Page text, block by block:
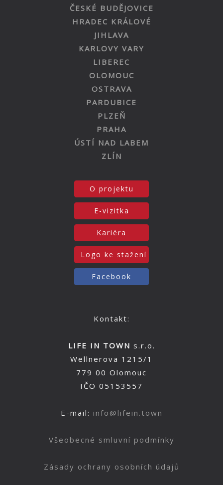
ČESKÉ BUDĚJOVICE
HRADEC KRÁLOVÉ
JIHLAVA
KARLOVY VARY
LIBEREC
OLOMOUC
OSTRAVA
PARDUBICE
PLZEŇ
PRAHA
ÚSTÍ NAD LABEM
ZLÍN
O projektu
E-vizitka
Kariéra
Logo ke stažení
Facebook
Kontakt:
LIFE IN TOWN s.r.o.
Wellnerova 1215/1
779 00 Olomouc
IČO 05153557
E-mail: info@lifein.town
Všeobecné smluvní podmínky
Zásady ochrany osobních údajů